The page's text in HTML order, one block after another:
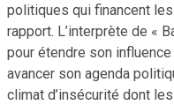
politiques qui financent
rapport. L’interprète de «
pour étendre son
avancer son agenda
climat d’insécurité dont